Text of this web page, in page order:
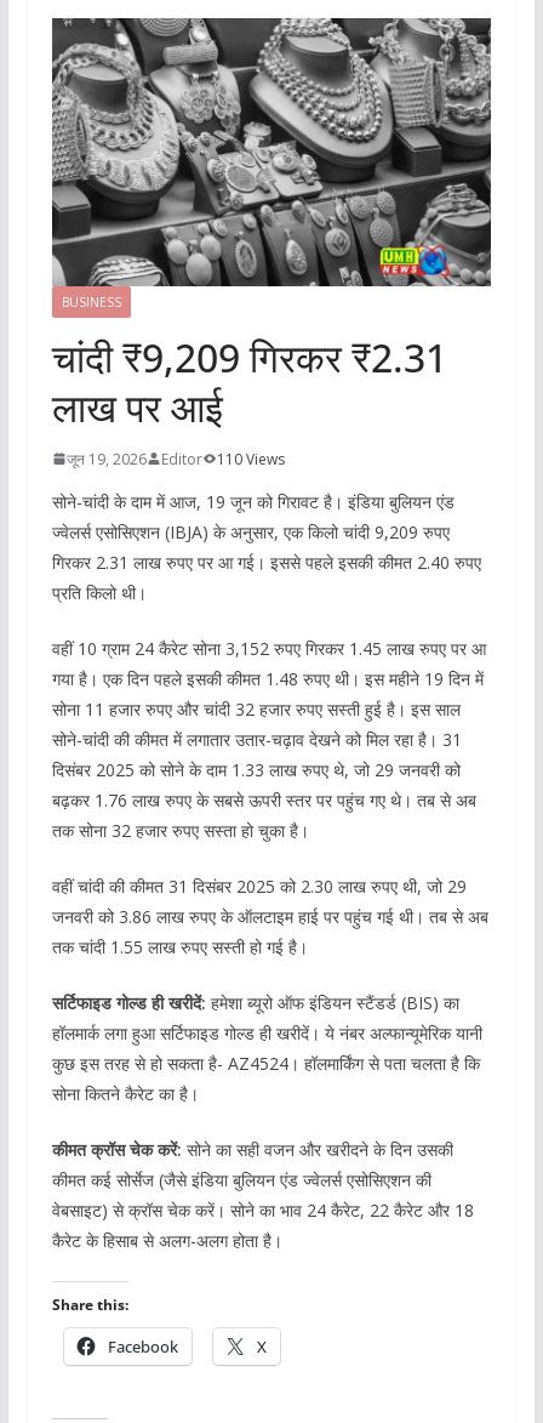
BUSINESS
चांदी ₹9,209 गिरकर ₹2.31
लाख पर आई
जून 19, 2026 Editor 110 Views
सोने-चांदी के दाम में आज, 19 जून को गिरावट है। इंडिया बुलियन एंड
ज्वेलर्स एसोसिएशन (IBJA) के अनुसार, एक किलो चांदी 9,209 रुपए
गिरकर 2.31 लाख रुपए पर आ गई। इससे पहले इसकी कीमत 2.40 रुपए
प्रति किलो थी।
वहीं 10 ग्राम 24 कैरेट सोना 3,152 रुपए गिरकर 1.45 लाख रुपए पर आ
गया है। एक दिन पहले इसकी कीमत 1.48 रुपए थी। इस महीने 19 दिन में
सोना 11 हजार रुपए और चांदी 32 हजार रुपए सस्ती हुई है। इस साल
सोने-चांदी की कीमत में लगातार उतार-चढ़ाव देखने को मिल रहा है। 31
दिसंबर 2025 को सोने के दाम 1.33 लाख रुपए थे, जो 29 जनवरी को
बढ़कर 1.76 लाख रुपए के सबसे ऊपरी स्तर पर पहुंच गए थे। तब से अब
तक सोना 32 हजार रुपए सस्ता हो चुका है।
वहीं चांदी की कीमत 31 दिसंबर 2025 को 2.30 लाख रुपए थी, जो 29
जनवरी को 3.86 लाख रुपए के ऑलटाइम हाई पर पहुंच गई थी। तब से अब
तक चांदी 1.55 लाख रुपए सस्ती हो गई है।
सर्टिफाइड गोल्ड ही खरीदें: हमेशा ब्यूरो ऑफ इंडियन स्टैंडर्ड (BIS) का
हॉलमार्क लगा हुआ सर्टिफाइड गोल्ड ही खरीदें। ये नंबर अल्फान्यूमेरिक यानी
कुछ इस तरह से हो सकता है- AZ4524। हॉलमार्किंग से पता चलता है कि
सोना कितने कैरेट का है।
कीमत क्रॉस चेक करें: सोने का सही वजन और खरीदने के दिन उसकी
कीमत कई सोर्सेज (जैसे इंडिया बुलियन एंड ज्वेलर्स एसोसिएशन की
वेबसाइट) से क्रॉस चेक करें। सोने का भाव 24 कैरेट, 22 कैरेट और 18
कैरेट के हिसाब से अलग-अलग होता है।
Share this:
Facebook X